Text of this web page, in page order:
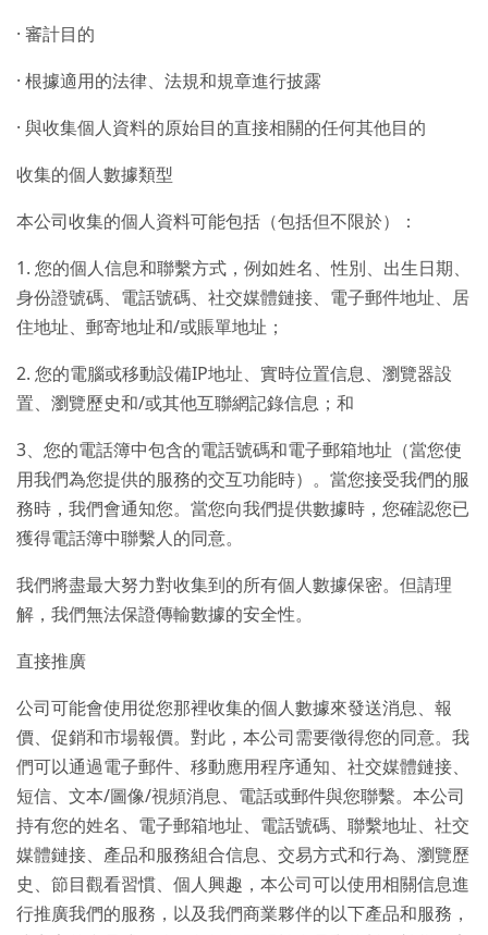
· 審計目的
· 根據適用的法律、法規和規章進行披露
· 與收集個人資料的原始目的直接相關的任何其他目的
收集的個人數據類型
本公司收集的個人資料可能包括（包括但不限於）：
1. 您的個人信息和聯繫方式，例如姓名、性別、出生日期、
身份證號碼、電話號碼、社交媒體鏈接、電子郵件地址、居
住地址、郵寄地址和/或賬單地址；
2. 您的電腦或移動設備IP地址、實時位置信息、瀏覽器設
置、瀏覽歷史和/或其他互聯網記錄信息；和
3、您的電話簿中包含的電話號碼和電子郵箱地址（當您使
用我們為您提供的服務的交互功能時）。當您接受我們的服
務時，我們會通知您。當您向我們提供數據時，您確認您已
獲得電話簿中聯繫人的同意。
我們將盡最大努力對收集到的所有個人數據保密。但請理
解，我們無法保證傳輸數據的安全性。
直接推廣
公司可能會使用從您那裡收集的個人數據來發送消息、報
價、促銷和市場報價。對此，本公司需要徵得您的同意。我
們可以通過電子郵件、移動應用程序通知、社交媒體鏈接、
短信、文本/圖像/視頻消息、電話或郵件與您聯繫。本公司
持有您的姓名、電子郵箱地址、電話號碼、聯繫地址、社交
媒體鏈接、產品和服務組合信息、交易方式和行為、瀏覽歷
史、節目觀看習慣、個人興趣，本公司可以使用相關信息進
行推廣我們的服務，以及我們商業夥伴的以下產品和服務，